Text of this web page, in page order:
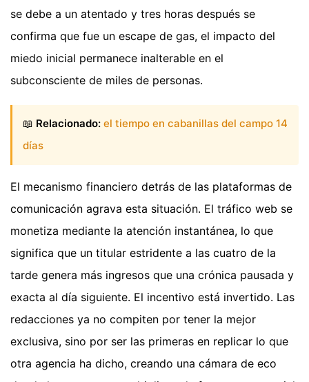
se debe a un atentado y tres horas después se
confirma que fue un escape de gas, el impacto del
miedo inicial permanece inalterable en el
subconsciente de miles de personas.
📖 Relacionado: el tiempo en cabanillas del campo 14
días
El mecanismo financiero detrás de las plataformas de
comunicación agrava esta situación. El tráfico web se
monetiza mediante la atención instantánea, lo que
significa que un titular estridente a las cuatro de la
tarde genera más ingresos que una crónica pausada y
exacta al día siguiente. El incentivo está invertido. Las
redacciones ya no compiten por tener la mejor
exclusiva, sino por ser las primeras en replicar lo que
otra agencia ha dicho, creando una cámara de eco